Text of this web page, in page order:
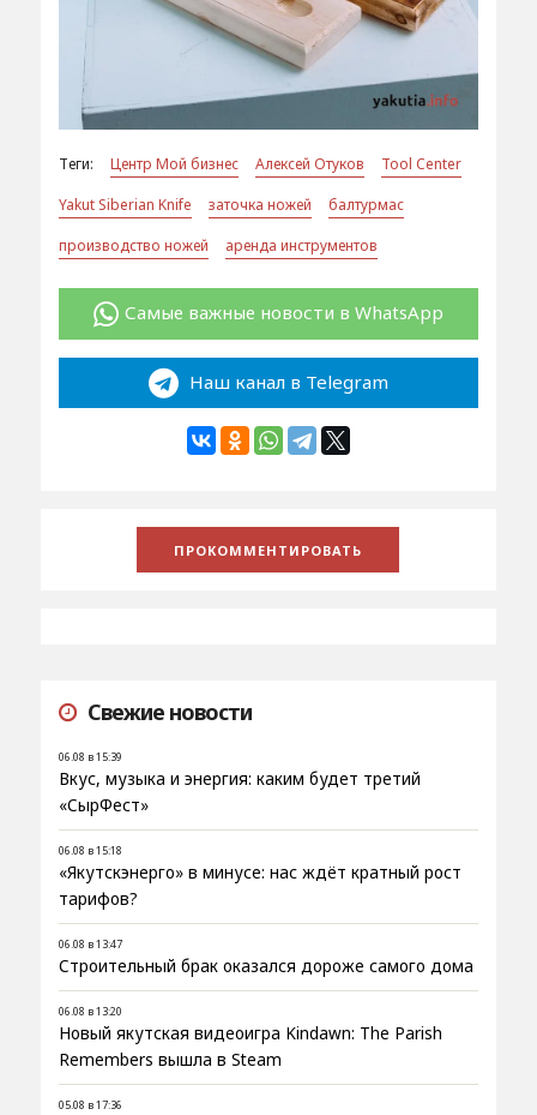
Теги: Центр Мой бизнес Алексей Отуков
Tool Center
Yakut Siberian Knife
заточка ножей
балтурмас
производство ножей
аренда инструментов
Самые важные новости в WhatsApp
Наш канал в Telegram
Свежие новости
06.08 в 15:39
Вкус, музыка и энергия: каким будет третий
«СырФест»
06.08 в 15:18
«Якутскэнерго» в минусе: нас ждёт кратный рост
тарифов?
06.08 в 13:47
Строительный брак оказался дороже самого дома
06.08 в 13:20
Новый якутская видеоигра Kindawn: The Parish
Remembers вышла в Steam
05.08 в 17:36